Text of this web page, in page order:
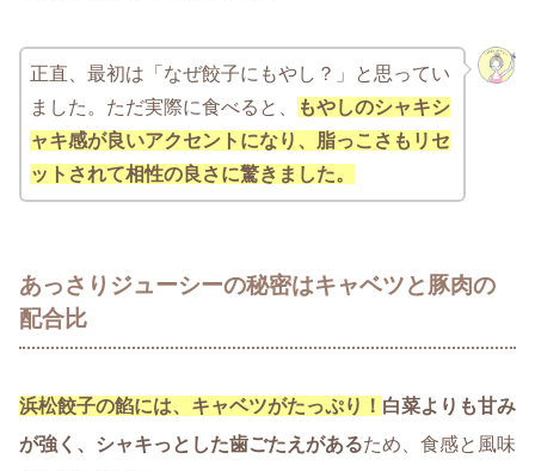
正直、最初は「なぜ餃子にもやし？」と思ってい
ました。ただ実際に食べると、
もやしのシャキシ
ャキ感が良いアクセントになり、脂っこさもリセ
ットされて相性の良さに驚きました。
あっさりジューシーの秘密はキャベツと豚肉の
配合比
浜松餃子の餡には、 キャベツがたっぷり！ 白菜よりも甘み
が強く、シャキっとした歯ごたえがあるため、食感と風味